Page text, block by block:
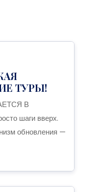
ТУРЫ!
В
шаги вверх.
обновления —